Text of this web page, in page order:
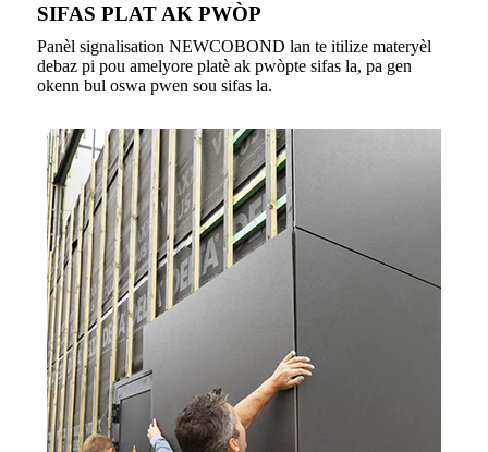
SIFAS PLAT AK PWÒP
Panèl signalisation NEWCOBOND lan te itilize materyèl
debaz pi pou amelyore platè ak pwòpte sifas la, pa gen
okenn bul oswa pwen sou sifas la.